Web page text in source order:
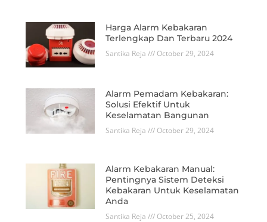
Harga Alarm Kebakaran
Terlengkap Dan Terbaru 2024
Santika Reja October 29, 2024
Alarm Pemadam Kebakaran:
Solusi Efektif Untuk
Keselamatan Bangunan
Santika Reja October 29, 2024
Alarm Kebakaran Manual:
Pentingnya Sistem Deteksi
Kebakaran Untuk Keselamatan
Anda
Santika Reja October 25, 2024